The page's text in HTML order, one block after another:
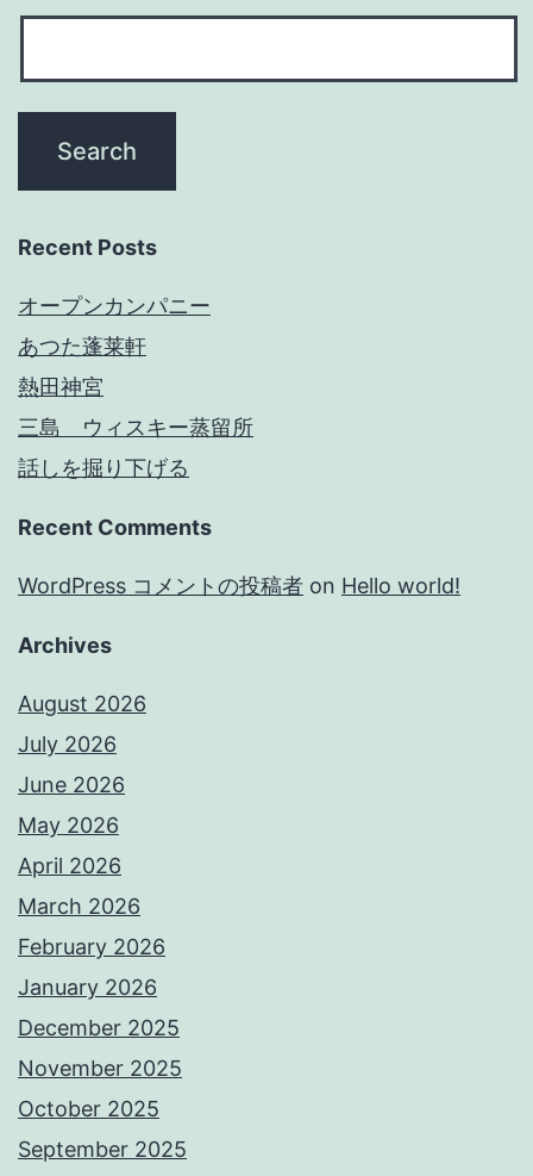
Recent Posts
オープンカンパニー
あつた蓬莱軒
熱田神宮
三島 ウィスキー蒸留所
話しを掘り下げる
Recent Comments
WordPress コメントの投稿者 on Hello world!
Archives
August 2026
July 2026
June 2026
May 2026
April 2026
March 2026
February 2026
January 2026
December 2025
November 2025
October 2025
September 2025